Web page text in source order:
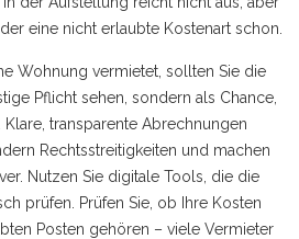
eine nicht erlaubte Kostenart schon.
Wohnung vermietet, sollten Sie die
Pflicht sehen, sondern als Chance,
transparente Abrechnungen
Rechtsstreitigkeiten und machen
Nutzen Sie digitale Tools, die die
prüfen. Prüfen Sie, ob Ihre Kosten
Posten gehören – viele Vermieter